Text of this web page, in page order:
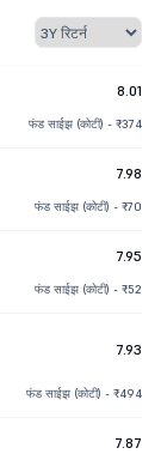
8.01
फंड साईझ (कोटी) - ₹374
7.98
फंड साईझ (कोटी) - ₹70
7.95
फंड साईझ (कोटी) - ₹52
7.93
फंड साईझ (कोटी) - ₹494
7.87